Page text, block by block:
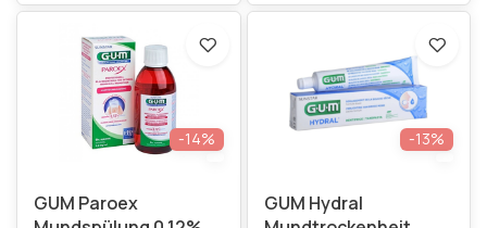
-14%
GUM Paroex
-13%
GUM Hydral